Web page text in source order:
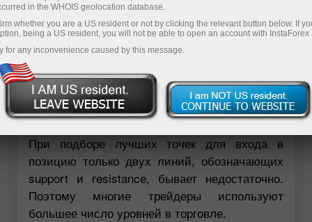
При подборе лучших точек для входа в
позицию только двух линий, обозначающих
support и resistance, бывает недостаточно.
Поэтому многие трейдеры используют
большее число уровней в торговле.
in the WHOIS geolocation database.
whether you are a US resident or not by clicking the relevant button below. If
being a US resident, you will not be able to open an account with InstaForex
for any inconvenience caused by this message.